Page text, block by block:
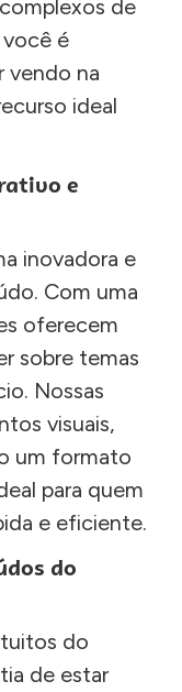
de
você é
vendo na
ideal
e
inovadora e
Com uma
oferecem
sobre temas
Nossas
visuais,
um formato
para quem
e eficiente.
do
do
de estar